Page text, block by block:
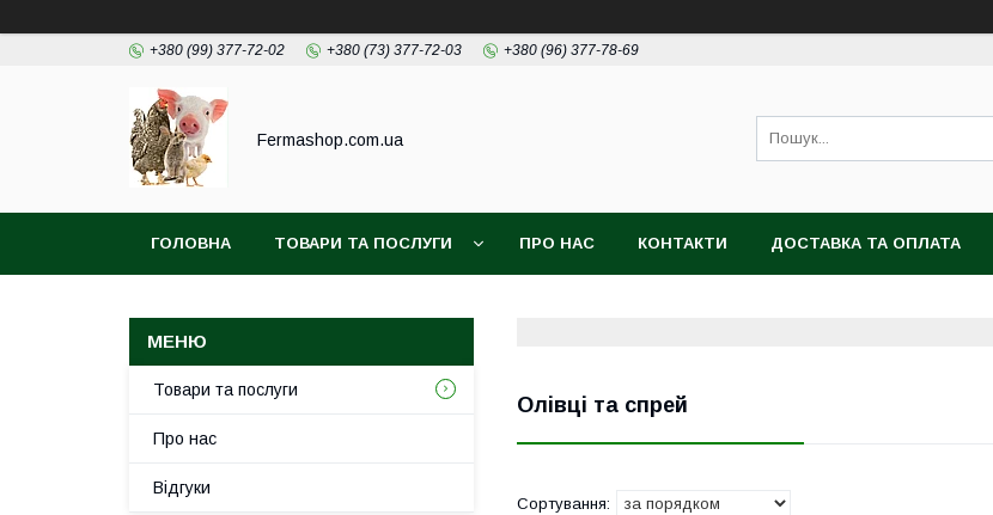
+380 (99) 377-72-02 +380 (73) 377-72-03 +380 (96) 377-78-69
Fermashop.com.ua
ГОЛОВНА ТОВАРИ ТА ПОСЛУГИ ПРО НАС КОНТАКТИ ДОСТАВКА ТА ОПЛАТА
Олівці та спрей
Товари та послуги
Про нас
Відгуки